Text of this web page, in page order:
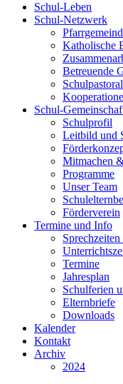
Schul-Leben
Schul-Netzwerk
Katholische
Betreuende
Schulpastoral
Schul-
Schulprofil
Leitbild und
Mitmachen
Programme
Unser Team
Förderverein
Termine und Info
Termine
Jahresplan
Schulferien
Elternbriefe
Downloads
Kalender
Kontakt
Archiv
2024